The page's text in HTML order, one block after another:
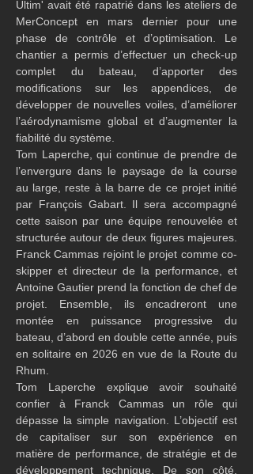
Ultim' avait été rapatrié dans les ateliers de
MerConcept en mars dernier pour une
phase de contrôle et d’optimisation. Le
chantier a permis d’effectuer un check-up
complet du bateau, d’apporter des
modifications sur les appendices, de
développer de nouvelles voiles, d’améliorer
l’aérodynamisme global et d’augmenter la
fiabilité du système.
Tom Laperche, qui continue de prendre de
l’envergure dans le paysage de la course
au large, reste à la barre de ce projet initié
par François Gabart. Il sera accompagné
cette saison par une équipe renouvelée et
structurée autour de deux figures majeures.
Franck Cammas rejoint le projet comme co-
skipper et directeur de la performance, et
Antoine Gautier prend la fonction de chef de
projet. Ensemble, ils encadreront une
montée en puissance progressive du
bateau, d’abord en double cette année, puis
en solitaire en 2026 en vue de la Route du
Rhum.
Tom Laperche explique avoir souhaité
confier à Franck Cammas un rôle qui
dépasse la simple navigation. L’objectif est
de capitaliser sur son expérience en
matière de performance, de stratégie et de
développement technique. De son côté,